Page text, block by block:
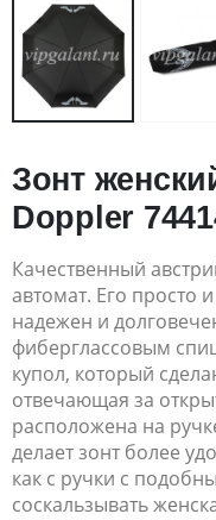
Зонт
Doppler
Качественный
автомат. Его просто
надежен и
фиберглассовым
купол, который
отвечающая за
расположена на
делает зонт более
как с ручки с
соскальзывать